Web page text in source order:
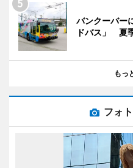
バンクーバー
ドバス」 夏
もっ
フォ